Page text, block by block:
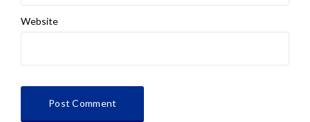
Website